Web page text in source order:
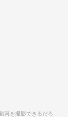
河を撮影できるだろ